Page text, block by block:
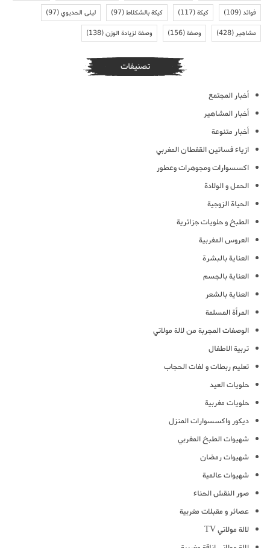
فوائد(109) كيكة(117) كيكة بالشكلاط(97) ليلى الحديوي(97)
مشاهير(428) وصفة(156) وصفة لزيادة الوزن(138)
تصنيفات
أخبار المجتمع
أخبار المشاهير
أخبار متنوعة
ازياء فساتين القفطان المغربي
اكسسوارات ومجوهرات وعطور
الحمل و الولادة
الحياة الزوجية
الطبخ و حلويات جزائرية
العروس المغربية
العناية بالبشرة
العناية بالجسم
العناية بالشعر
المرأة المسلمة
الوصفات المجربة من لالة مولاتي
تربية الاطفال
تعليم ربطات و لفات الحجاب
حلويات العيد
حلويات مغربية
ديكور واكسسوارات المنزل
شهيوات الطبخ المغربي
شهيوات رمضان
شهيوات عالمية
صور النقش الحناء
عصائر و مقبلات مغربية
لالة مولاتي TV